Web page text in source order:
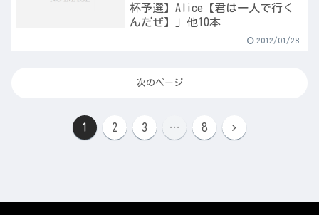
杯予選】Alice【君は一人で行く
んだぜ】」他10本
2012/01/28
次のページ
1 2 3 … 8 次